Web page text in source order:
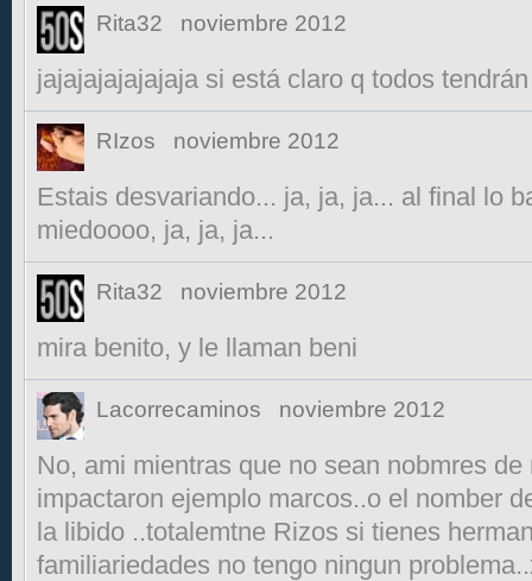
Rita32 noviembre 2012
jajajajajajajaja si está claro q todos
RIzos noviembre 2012
Estais desvariando... ja, ja, ja... al final lo
miedoooo, ja, ja, ja...
Rita32 noviembre 2012
mira benito, y le llaman beni
Lacorrecaminos noviembre 2012
No, ami mientras que no sean nobmres
impactaron ejemplo marcos..o el nomber
la libido ..totalemtne Rizos si tienes
familiariedades no tengo ningun